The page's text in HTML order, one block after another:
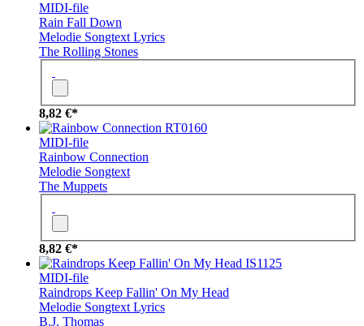
MIDI-file
Rain Fall Down
Melodie Songtext Lyrics
The Rolling Stones
8,82 €*
RT0160
MIDI-file
Rainbow Connection
Melodie Songtext
The Muppets
8,82 €*
IS1125
MIDI-file
Raindrops Keep Fallin' On My Head
Melodie Songtext Lyrics
B.J. Thomas